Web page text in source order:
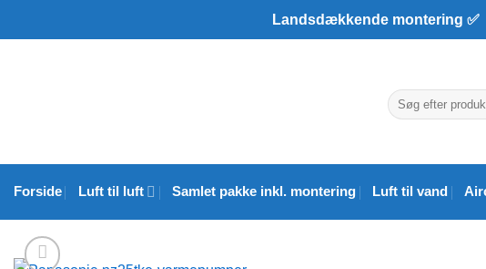
Landsdækkende montering
Søg
efter:
Forside Luft til luft Samlet pakke inkl. montering Luft til vand